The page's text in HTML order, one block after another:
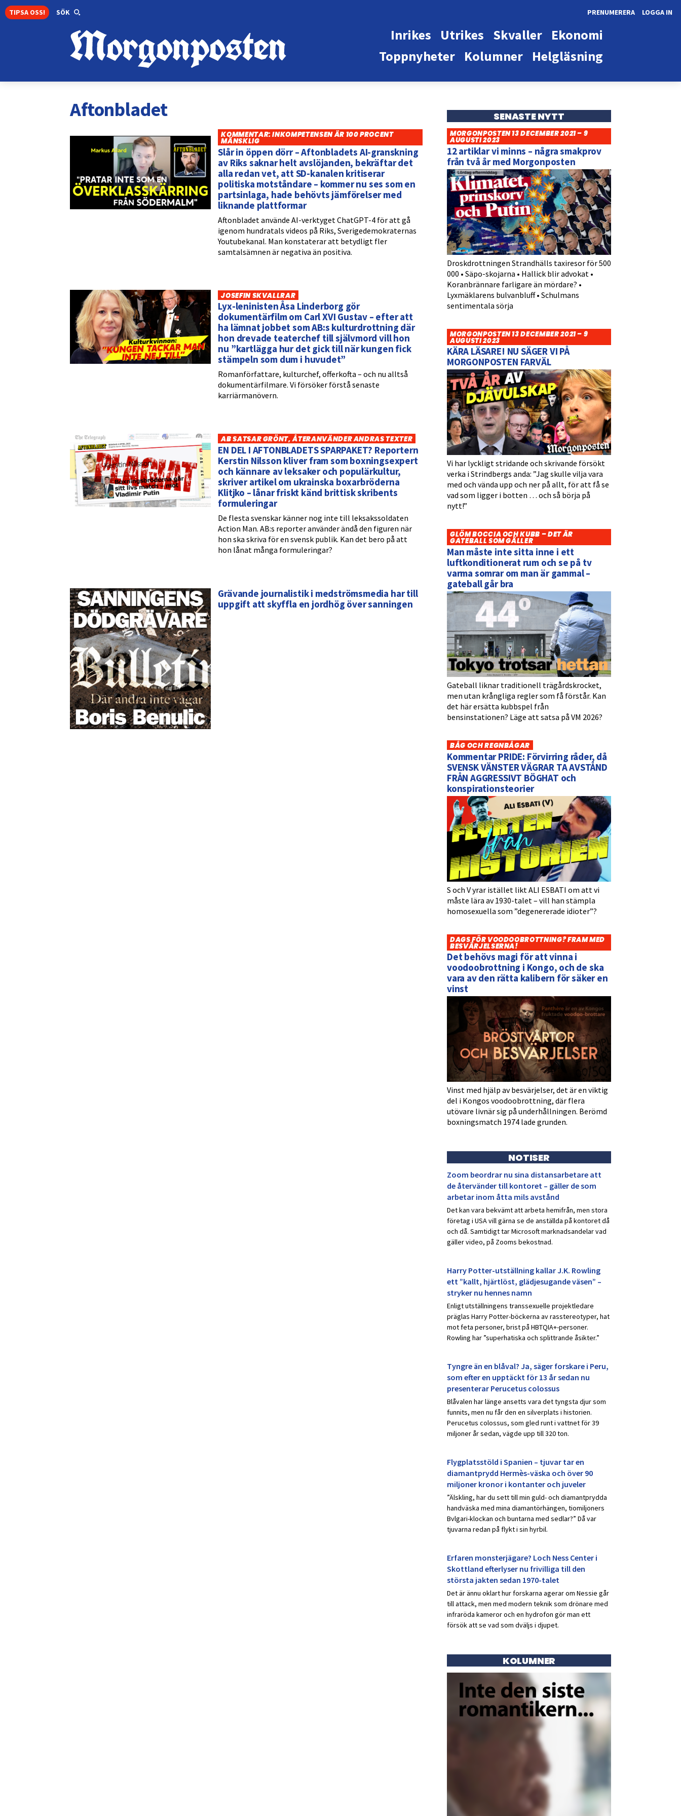
TIPSA OSS! SÖK LOGGA IN
PRENUMERERA
Ekonomi
Skvaller
Utrikes
Inrikes
Helgläsning
Kolumner
Toppnyheter
Aftonbladet
KOMMENTAR: INKOMPETENSEN ÄR 100 PROCENT
MÄNSKLIG
Slår in öppen dörr – Aftonbladets AI-granskning
av Riks saknar helt avslöjanden, bekräftar det
alla redan vet, att SD-kanalen kritiserar
politiska motståndare – kommer nu ses som en
partsinlaga, hade behövts jämförelser med
liknande plattformar
Aftonbladet använde AI-verktyget ChatGPT-4 för att gå
igenom hundratals videos på Riks, Sverigedemokraternas
Youtubekanal. Man konstaterar att betydligt fler
samtalsämnen är negativa än positiva.
JOSEFIN SKVALLRAR
Lyx-leninisten Åsa Linderborg gör
dokumentärfilm om Carl XVI Gustav – efter att
ha lämnat jobbet som AB:s kulturdrottning där
hon drevade teaterchef till självmord vill hon
nu ”kartlägga hur det gick till när kungen fick
stämpeln som dum i huvudet”
Romanförfattare, kulturchef, offerkofta – och nu alltså
dokumentärfilmare. Vi försöker förstå senaste
karriärmanövern.
AB SATSAR GRÖNT, ÅTERANVÄNDER ANDRAS TEXTER
EN DEL I AFTONBLADETS SPARPAKET? Reportern
Kerstin Nilsson kliver fram som boxningsexpert
och kännare av leksaker och populärkultur,
skriver artikel om ukrainska boxarbröderna
Klitjko – lånar friskt känd brittisk skribents
formuleringar
De flesta svenskar känner nog inte till leksakssoldaten
Action Man. AB:s reporter använder ändå den figuren när
hon ska skriva för en svensk publik. Kan det bero på att
hon lånat många formuleringar?
Grävande journalistik i medströmsmedia har till
uppgift att skyffla en jordhög över sanningen
SENASTE NYTT
MORGONPOSTEN 13 DECEMBER 2021 – 9
AUGUSTI 2023
12 artiklar vi minns – några smakprov
från två år med Morgonposten
Droskdrottningen Strandhälls taxiresor för 500
000 • Säpo-skojarna • Hallick blir advokat •
Koranbrännare farligare än mördare? •
Lyxmäklarens bulvanbluff • Schulmans
sentimentala sörja
MORGONPOSTEN 13 DECEMBER 2021 – 9
AUGUSTI 2023
KÄRA LÄSARE! NU SÄGER VI PÅ
MORGONPOSTEN FARVÄL
Vi har lyckligt stridande och skrivande försökt
verka i Strindbergs anda: ”Jag skulle vilja vara
med och vända upp och ner på allt, för att få se
vad som ligger i botten … och så börja på
nytt!”
GLÖM BOCCIA OCH KUBB – DET ÄR
GATEBALL SOM GÄLLER
Man måste inte sitta inne i ett
luftkonditionerat rum och se på tv
varma somrar om man är gammal –
gateball går bra
Gateball liknar traditionell trägårdskrocket,
men utan krångliga regler som få förstår. Kan
det här ersätta kubbspel från
bensinstationen? Läge att satsa på VM 2026?
BÅG OCH REGNBÅGAR
Kommentar PRIDE: Förvirring råder, då
SVENSK VÄNSTER VÄGRAR TA AVSTÅND
FRÅN AGGRESSIVT BÖGHAT och
konspirationsteorier
S och V yrar istället likt ALI ESBATI om att vi
måste lära av 1930-talet – vill han stämpla
homosexuella som ”degenererade idioter”?
DAGS FÖR VOODOOBROTTNING? FRAM MED
BESVÄRJELSERNA!
Det behövs magi för att vinna i
voodoobrottning i Kongo, och de ska
vara av den rätta kalibern för säker en
vinst
Vinst med hjälp av besvärjelser, det är en viktig
del i Kongos voodoobrottning, där flera
utövare livnär sig på underhållningen. Berömd
boxningsmatch 1974 lade grunden.
NOTISER
Zoom beordrar nu sina distansarbetare att
de återvänder till kontoret – gäller de som
arbetar inom åtta mils avstånd
Det kan vara bekvämt att arbeta hemifrån, men stora
företag i USA vill gärna se de anställda på kontoret då
och då. Samtidigt tar Microsoft marknadsandelar vad
gäller video, på Zooms bekostnad.
Harry Potter-utställning kallar J.K. Rowling
ett ”kallt, hjärtlöst, glädjesugande väsen” –
stryker nu hennes namn
Enligt utställningens transsexuelle projektledare
präglas Harry Potter-böckerna av rasstereotyper, hat
mot feta personer, brist på HBTQIA+-personer.
Rowling har ”superhatiska och splittrande åsikter.”
Tyngre än en blåval? Ja, säger forskare i Peru,
som efter en upptäckt för 13 år sedan nu
presenterar Perucetus colossus
Blåvalen har länge ansetts vara det tyngsta djur som
funnits, men nu får den en silverplats i historien.
Perucetus colossus, som gled runt i vattnet för 39
miljoner år sedan, vägde upp till 320 ton.
Flygplatsstöld i Spanien – tjuvar tar en
diamantprydd Hermès-väska och över 90
miljoner kronor i kontanter och juveler
”Älskling, har du sett till min guld- och diamantprydda
handväska med mina diamantörhängen, tiomiljoners
Bvlgari-klockan och buntarna med sedlar?” Då var
tjuvarna redan på flykt i sin hyrbil.
Erfaren monsterjägare? Loch Ness Center i
Skottland efterlyser nu frivilliga till den
största jakten sedan 1970-talet
Det är ännu oklart hur forskarna agerar om Nessie går
till attack, men med modern teknik som drönare med
infraröda kameror och en hydrofon gör man ett
försök att se vad som dväljs i djupet.
KOLUMNER